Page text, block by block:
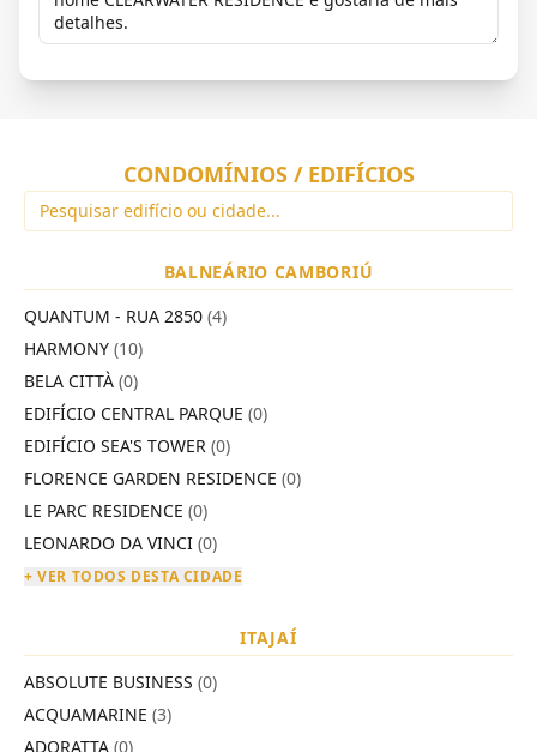
CONDOMÍNIOS / EDIFÍCIOS
BALNEÁRIO CAMBORIÚ
QUANTUM - RUA 2850 (4)
HARMONY (10)
BELA CITTÀ (0)
EDIFÍCIO CENTRAL PARQUE (0)
EDIFÍCIO SEA'S TOWER (0)
FLORENCE GARDEN RESIDENCE (0)
LE PARC RESIDENCE (0)
LEONARDO DA VINCI (0)
+ VER TODOS DESTA CIDADE
ITAJAÍ
ABSOLUTE BUSINESS (0)
ACQUAMARINE (3)
ADORATTA (0)